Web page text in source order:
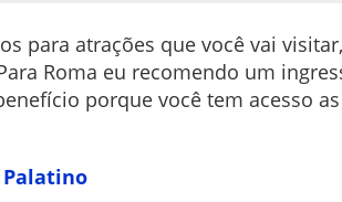
para atrações que você vai
Roma eu recomendo um
porque você tem acesso
Palatino